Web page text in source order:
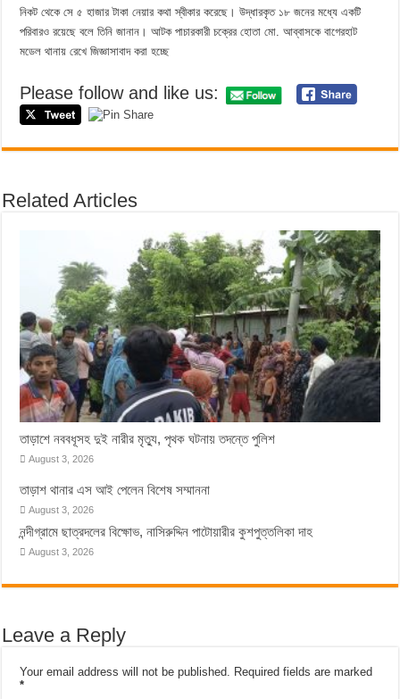
নিকট থেকে সে ৫ হাজার টাকা নেয়ার কথা স্বীকার করেছে। উদ্ধারকৃত ১৮ জনের মধ্যে একটি
পরিবারও রয়েছে বলে তিনি জানান। আটক পাচারকারী চক্রের হোতা মো. আব্বাসকে বাগেরহাট
মডেল থানায় রেখে জিজ্ঞাসাবাদ করা হচ্ছে
Please follow and like us:
Related Articles
তাড়াশে নববধূসহ দুই নারীর মৃত্যু, পৃথক ঘটনায় তদন্তে পুলিশ
August 3, 2026
তাড়াশ থানার এস আই পেলেন বিশেষ সম্মাননা
August 3, 2026
নন্দীগ্রামে ছাত্রদলের বিক্ষোভ, নাসিরুদ্দিন পাটোয়ারীর কুশপুত্তলিকা দাহ
August 3, 2026
Leave a Reply
Your email address will not be published.
Required fields are marked
*